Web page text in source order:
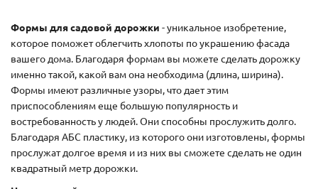
Формы для садовой дорожки - уникальное изобретение,
которое поможет облегчить хлопоты по украшению фасада
вашего дома. Благодаря формам вы можете сделать дорожку
именно такой, какой вам она необходима (длина, ширина).
Формы имеют различные узоры, что дает этим
приспособлениям еще большую популярность и
востребованность у людей. Они способны прослужить долго.
Благодаря АБС пластику, из которого они изготовлены, формы
прослужат долгое время и из них вы сможете сделать не один
квадратный метр дорожки.